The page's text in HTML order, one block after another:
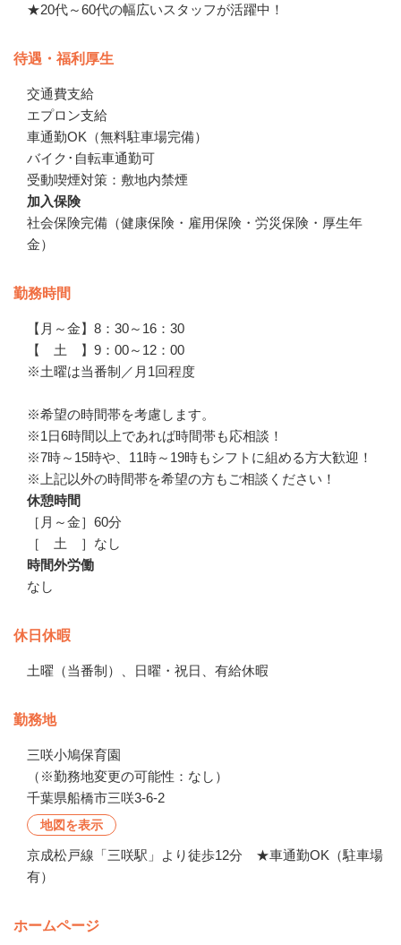
★20代～60代の幅広いスタッフが活躍中！
待遇・福利厚生
交通費支給
エプロン支給
車通勤OK（無料駐車場完備）
バイク･自転車通勤可
受動喫煙対策：敷地内禁煙
加入保険
社会保険完備（健康保険・雇用保険・労災保険・厚生年
金）
勤務時間
【月～金】8：30～16：30
【　土　】9：00～12：00
※土曜は当番制／月1回程度
※希望の時間帯を考慮します。
※1日6時間以上であれば時間帯も応相談！
※7時～15時や、11時～19時もシフトに組める方大歓迎！
※上記以外の時間帯を希望の方もご相談ください！
休憩時間
［月～金］60分
［　土　］なし
時間外労働
なし
休日休暇
土曜（当番制）、日曜・祝日、有給休暇
勤務地
三咲小鳩保育園
（※勤務地変更の可能性：なし）
千葉県船橋市三咲3-6-2
地図を表示
京成松戸線「三咲駅」より徒歩12分 ★車通勤OK（駐車場
有）
ホームページ